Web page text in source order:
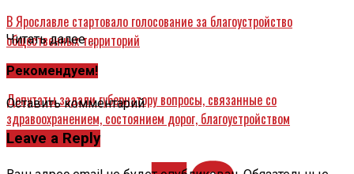
В Ярославле стартовало голосование за благоустройство
общественных территорий
Назад
Депутаты задали губернатору вопросы, связанные со
здравоохранением, состоянием дорог, благоустройством
территорий
Читать далее ...
Рекомендуем!
Оставить комментарий
Leave a Reply